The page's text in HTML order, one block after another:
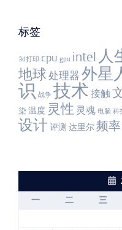
标签
3d打印 cpu gpu intel 人
地球 处理器 外星
识 战争 技术 接触
染 温度 灵性 灵魂 电脑 科
设计评测 达里尔频率
一
二 三